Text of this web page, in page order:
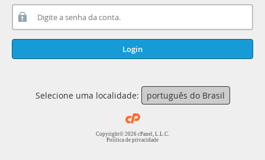
Login
Selecione uma localidade: português do Brasil
Copyright© 2026 cPanel, L.L.C.
Política de privacidade